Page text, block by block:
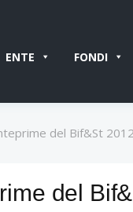
ENTE FONDI
del Bif&St
del